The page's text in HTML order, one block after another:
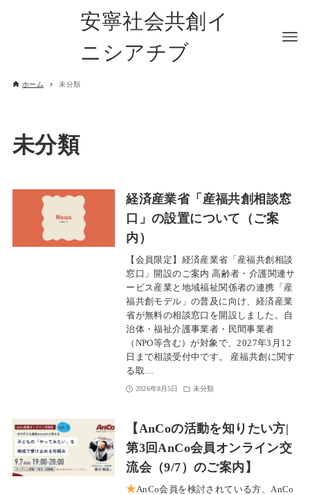
安寧社会共創イ
ニシアチブ
ホーム 未分類
未分類
経済産業省「産福共創相談窓
口」の設置について（ご案
内）
【会員限定】経済産業省「産福共創相談
窓口」開設のご案内 高齢者・介護関連サ
ービス産業と地域福祉関係者の連携「産
福共創モデル」の普及に向け、経済産業
省が無料の相談窓口を開設しました。自
治体・福祉介護事業者・民間事業者
（NPO等含む）が対象で、2027年3月12
日まで相談受付中です。 産福共創に関す
る取…
2026年8月5日 未分類
【AnCoの活動を知りたい方|
第3回AnCo会員オンライン交
流会（9/7）のご案内】
AnCo会員を検討されている方、AnCo